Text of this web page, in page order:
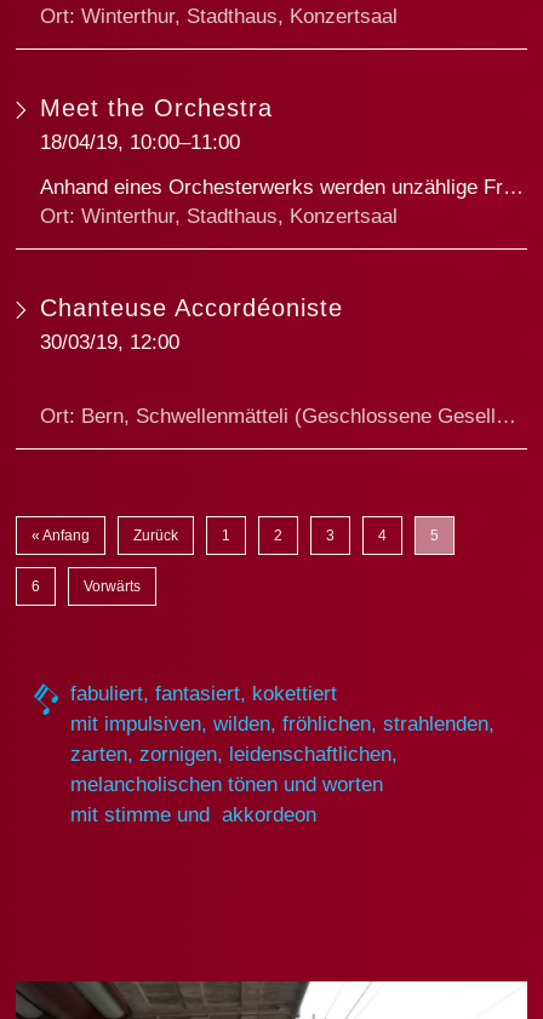
Ort: Winterthur, Stadthaus, Konzertsaal
Meet the Orchestra
18/04/19, 10:00–11:00
Anhand eines Orchesterwerks werden unzählige Fragen rund ums Orchester kompetent beantwortet, wenn sich Schulklassen mit dem Musikkollegium Winterthur treffen. Dieses Mal stehen Werke aus England und Schottland auf dem Programm: "The Banks of Green Willow" von George Butterworth sowie Felix Mendelssohns berühmte "Schottische Sinfonie". Michael Sanderling wird das Orchester an diesen Anlass für die Mittelstufe dirigeren; Monika Flieger ist verantwortlich für Ablauf und Moderation.
Ort: Winterthur, Stadthaus, Konzertsaal
Chanteuse Accordéoniste
30/03/19, 12:00
Ort: Bern, Schwellenmätteli (Geschlossene Gesellschaft)
« Anfang Zurück 1 2 3 4 5
6 Vorwärts
fabuliert, fantasiert, kokettiert
mit impulsiven, wilden, fröhlichen, strahlenden,
zarten, zornigen, leidenschaftlichen,
melancholischen tönen und worten
mit stimme und akkordeon